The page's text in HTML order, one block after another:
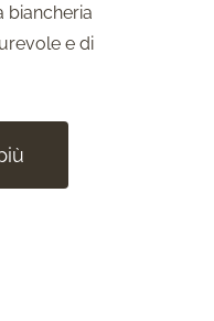
biancheria
e di